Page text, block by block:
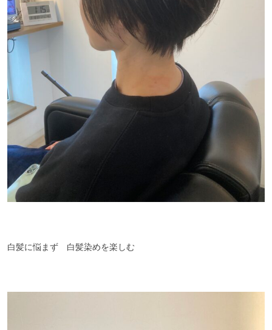
白髪に悩まず 白髪染めを楽しむ